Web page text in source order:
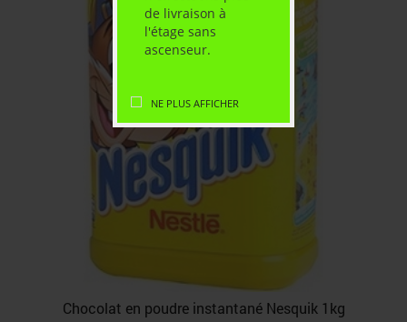
de livraison à
l'étage sans
ascenseur.
NE PLUS AFFICHER
Chocolat en poudre instantané Nesquik 1kg